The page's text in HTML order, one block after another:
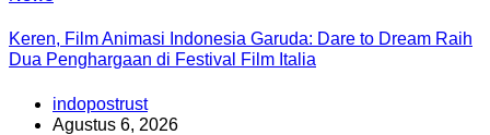
Keren, Film Animasi Indonesia Garuda: Dare to Dream Raih
Dua Penghargaan di Festival Film Italia
indopostrust
Agustus 6, 2026